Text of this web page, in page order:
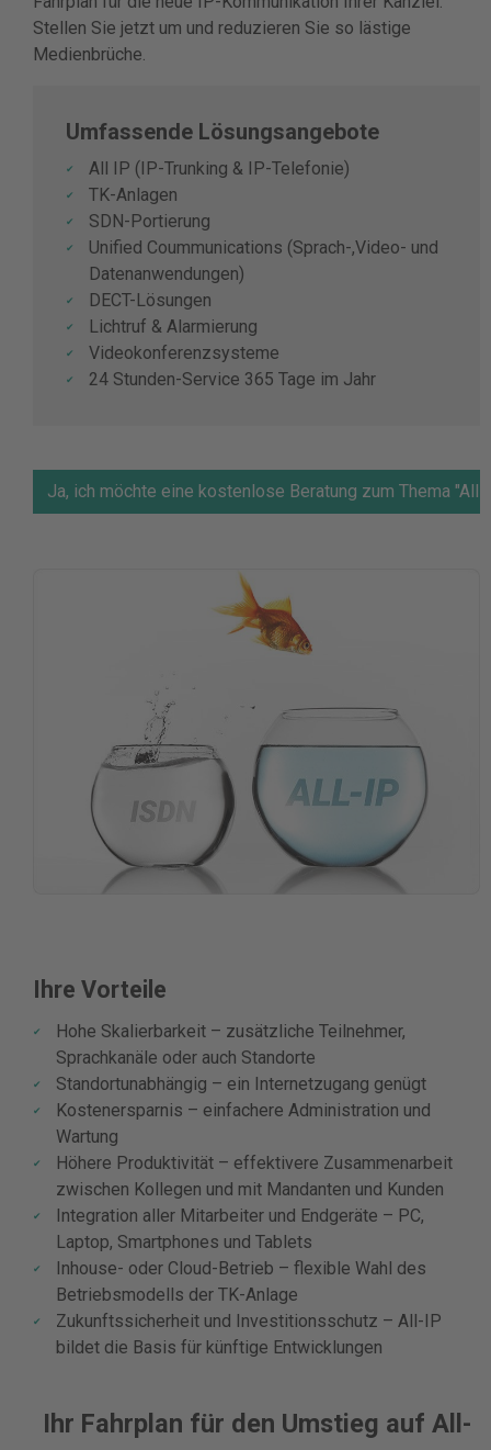
Stellen Sie jetzt um und reduzieren Sie so lästige
Medienbrüche.
Umfassende Lösungsangebote
All IP (IP-Trunking & IP-Telefonie)
TK-Anlagen
SDN-Portierung
Unified Coummunications (Sprach-,Video- und
Datenanwendungen)
DECT-Lösungen
Lichtruf & Alarmierung
Videokonferenzsysteme
24 Stunden-Service 365 Tage im Jahr
Ja, ich möchte eine kostenlose Beratung zum Thema "All-
Ihre Vorteile
Hohe Skalierbarkeit – zusätzliche Teilnehmer,
Sprachkanäle oder auch Standorte
Standortunabhängig – ein Internetzugang genügt
Kostenersparnis – einfachere Administration und
Wartung
Höhere Produktivität – effektivere Zusammenarbeit
zwischen Kollegen und mit Mandanten und Kunden
Integration aller Mitarbeiter und Endgeräte – PC,
Laptop, Smartphones und Tablets
Inhouse- oder Cloud-Betrieb – flexible Wahl des
Betriebsmodells der TK-Anlage
Zukunftssicherheit und Investitionsschutz – All-IP
bildet die Basis für künftige Entwicklungen
Ihr Fahrplan für den Umstieg auf All-